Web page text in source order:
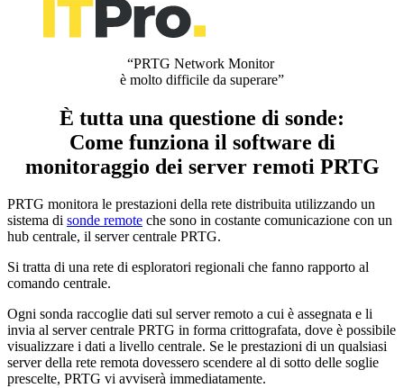
“PRTG Network Monitor
è molto difficile da superare”
È tutta una questione di sonde:
Come funziona il software di
monitoraggio dei server remoti PRTG
PRTG monitora le prestazioni della rete distribuita utilizzando un
sistema di sonde remote che sono in costante comunicazione con un
hub centrale, il server centrale PRTG.
Si tratta di una rete di esploratori regionali che fanno rapporto al
comando centrale.
Ogni sonda raccoglie dati sul server remoto a cui è assegnata e li
invia al server centrale PRTG in forma crittografata, dove è possibile
visualizzare i dati a livello centrale. Se le prestazioni di un qualsiasi
server della rete remota dovessero scendere al di sotto delle soglie
prescelte, PRTG vi avviserà immediatamente.